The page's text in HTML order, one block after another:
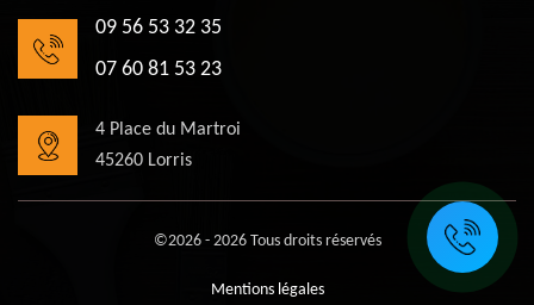
09 56 53 32 35
07 60 81 53 23
4 Place du Martroi
45260 Lorris
©2026 - 2026 Tous droits réservés
Mentions légales